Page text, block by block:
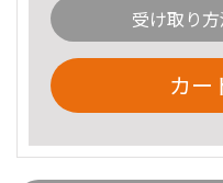
受け取り
カー